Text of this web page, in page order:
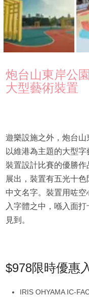
炮台山東岸公
大型藝術裝置
遊樂設施之外，炮台
以維港為主題的大型
裝置設計比賽的優勝
展出，裝置有五光十
中文名字。裝置用咗
入字體之中，喺入面
見到。
$978限時優惠
IRIS OHYAMA IC-